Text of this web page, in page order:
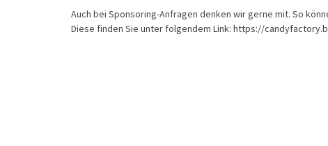
Auch bei Sponsoring-Anfragen denken wir gerne mit. So
Diese finden Sie unter folgendem Link: https://